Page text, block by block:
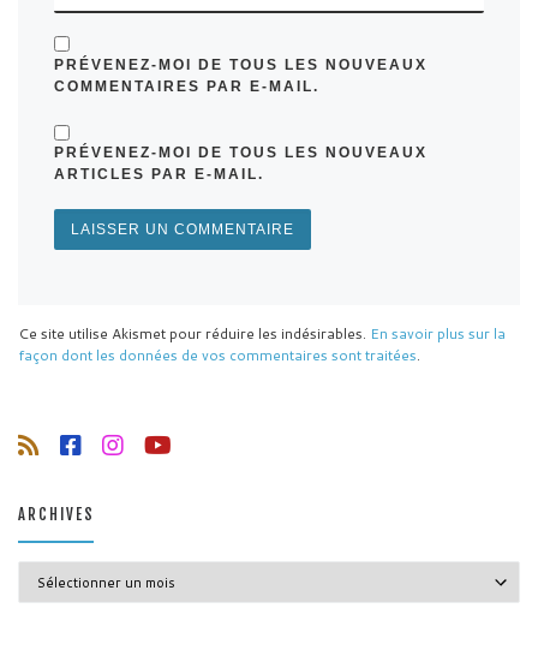
PRÉVENEZ-MOI DE TOUS LES NOUVEAUX
COMMENTAIRES PAR E-MAIL.
PRÉVENEZ-MOI DE TOUS LES NOUVEAUX
ARTICLES PAR E-MAIL.
Ce site utilise Akismet pour réduire les indésirables. En savoir plus sur la
façon dont les données de vos commentaires sont traitées.
ARCHIVES